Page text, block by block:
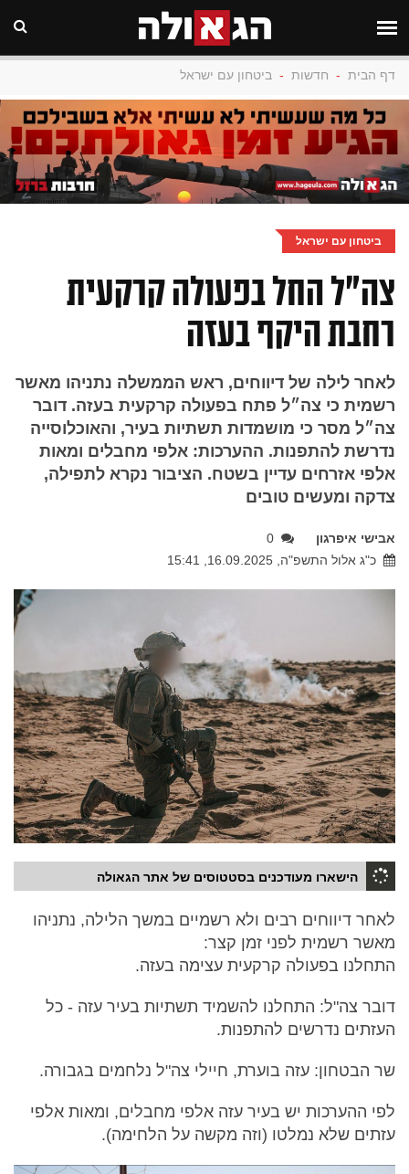
דף הבית - חדשות - ביטחון עם ישראל
ביטחון עם ישראל
צה״ל החל בפעולה קרקעית
רחבת היקף בעזה
לאחר לילה של דיווחים, ראש הממשלה נתניהו מאשר
רשמית כי צה״ל פתח בפעולה קרקעית בעזה. דובר
צה״ל מסר כי מושמדות תשתיות בעיר, והאוכלוסייה
נדרשת להתפנות. ההערכות: אלפי מחבלים ומאות
אלפי אזרחים עדיין בשטח. הציבור נקרא לתפילה,
צדקה ומעשים טובים
אבישי איפרגון
0
כ"ג אלול התשפ"ה, 16.09.2025, 15:41
הישארו מעודכנים בסטטוסים של אתר הגאולה
לאחר דיווחים רבים ולא רשמיים במשך הלילה, נתניהו
מאשר רשמית לפני זמן קצר:
התחלנו בפעולה קרקעית עצימה בעזה.
דובר צה"ל: התחלנו להשמיד תשתיות בעיר עזה - כל
העזתים נדרשים להתפנות.
שר הבטחון: עזה בוערת, חיילי צה"ל נלחמים בגבורה.
לפי ההערכות יש בעיר עזה אלפי מחבלים, ומאות אלפי
עזתים שלא נמלטו (וזה מקשה על הלחימה).